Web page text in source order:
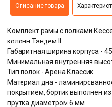
Описание товара
Комплект рамы с полками
колонн Тандем II
Габаритная ширина корпуса -
Минимальная внутренняя
Тип полок - Арена Классик
Материал дна -
покрытием, бортик выполнен
прутка диаметром 6 мм